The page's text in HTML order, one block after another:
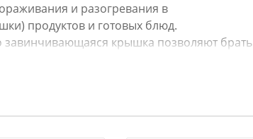
и разогревания в
продуктов и готовых блюд.
крышка позволяют брать
в школу, на дачу.
оригинальным орнаментом.